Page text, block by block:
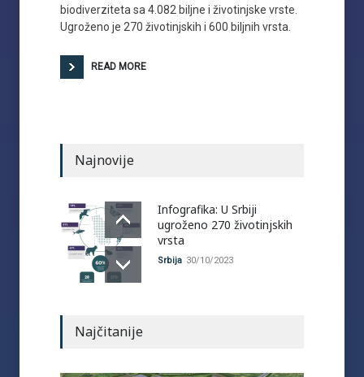
biodiverziteta sa 4.082 biljne i životinjske vrste.
Ugroženo je 270 životinjskih i 600 biljnih vrsta.
READ MORE
Najnovije
Infografika: U Srbiji
ugroženo 270 životinjskih
vrsta
Srbija 30/10/2023
Najčitanije